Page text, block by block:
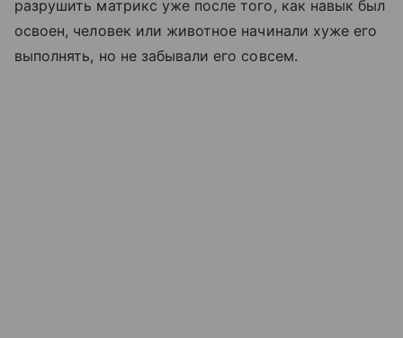
разрушить матрикс уже после того, как навык был
освоен, человек или животное начинали хуже его
выполнять, но не забывали его совсем.